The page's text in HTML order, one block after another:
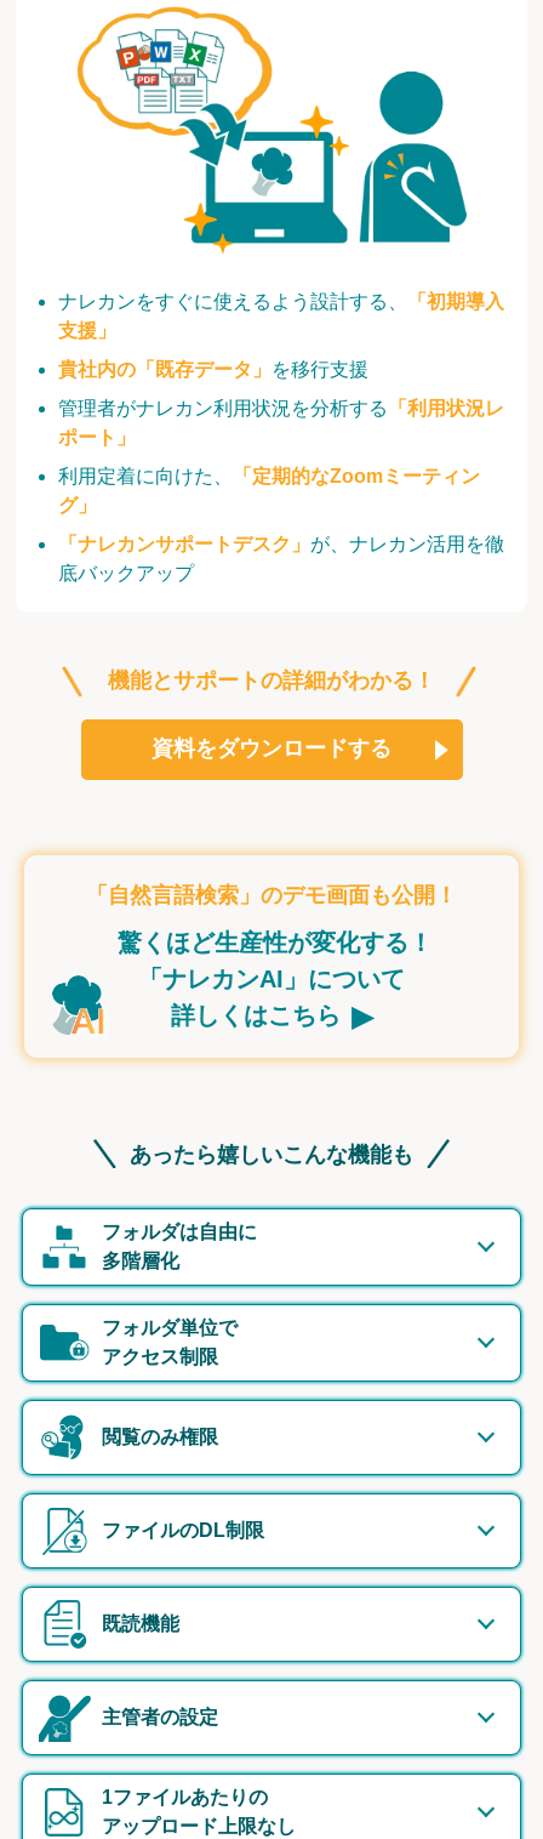
ナレカンをすぐに使えるよう設計する、
「初期導入
支援」
貴社内の「既存データ」 を移行支援
管理者がナレカン利用状況を分析する
「利用状況レ
ポート」
利用定着に向けた、
「定期的なZoomミーティン
グ」
「ナレカンサポートデスク」 が、ナレカン活用を徹
底バックアップ
機能とサポートの詳細がわかる！
資料をダウンロードする
「自然言語検索」のデモ画面も公開！
驚くほど生産性が変化する！
「ナレカンAI」について
詳しくはこちら ▸
あったら嬉しいこんな機能も
フォルダは自由に
多階層化
フォルダ単位で
アクセス制限
閲覧のみ権限
ファイルのDL制限
既読機能
主管者の設定
1ファイルあたりの
アップロード上限なし